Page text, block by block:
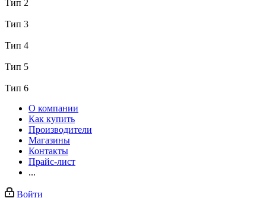
Тип 2
Тип 3
Тип 4
Тип 5
Тип 6
О компании
Как купить
Производители
Магазины
Контакты
Прайс-лист
...
Войти